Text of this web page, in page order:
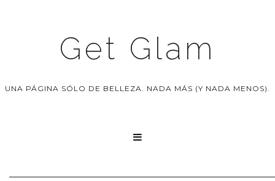
Get Glam
UNA PÁGINA SÓLO DE BELLEZA. NADA MÁS (Y NADA MENOS).
